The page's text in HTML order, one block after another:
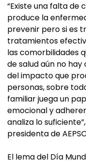
“Existe una falta de
produce la
prevenir pero si es
tratamientos
las comorbilidades
de salud aún no
del impacto que
personas, sobre
familiar juega un
emocional y
analiza lo
presidenta de
El lema del Día